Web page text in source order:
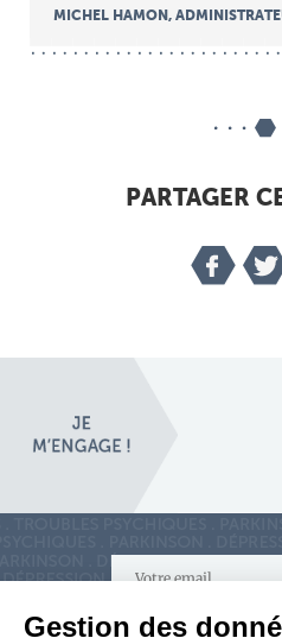
MICHEL HAMON,
PARTAGER
S'inscrire à la